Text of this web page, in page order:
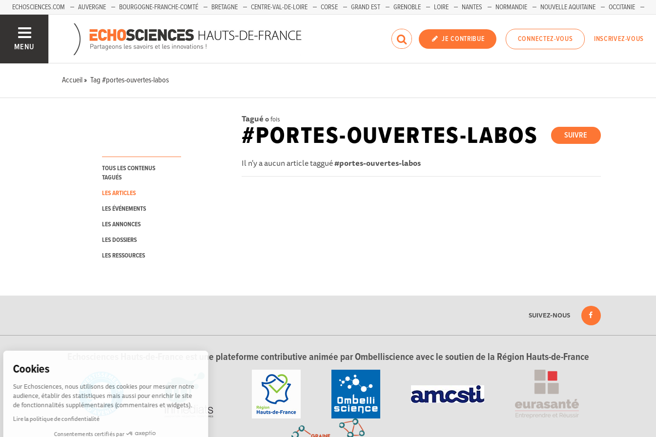
Cookies
Sur Echosciences, nous utilisons des cookies pour mesurer notre
audience, établir des statistiques mais aussi pour enrichir le site
de fonctionnalités supplémentaires (commentaires et widgets).
Lire la politique de confidentialité
Consentements certifiés par
ECHOSCIENCES.COM AUVERGNE BOURGOGNE-FRANCHE-COMTÉ BRETAGNE CENTRE-VAL-DE-LOIRE CORSE GRAND EST GRENOBLE LOIRE NANTES NORMANDIE NOUVELLE AQUITAINE
OCCITANIE
SAVOIE MONT-BLANC
MENU
JE CONTRIBUE CONNECTEZ-VOUS INSCRIVEZ-VOUS
Accueil Tag #portes-ouvertes-labos
TOUS LES CONTENUS
TAGUÉS
LES ARTICLES
LES ÉVÉNEMENTS
LES ANNONCES
LES DOSSIERS
LES RESSOURCES
Tagué 0fois
SUIVRE
#PORTES-OUVERTES-LABOS
Il n'y a aucun article taggué#portes-ouvertes-labos
SUIVEZ-NOUS
Echosciences Hauts-de-France est une plateforme contributive animée par Ombelliscience avec le soutien de la Région Hauts-de-France